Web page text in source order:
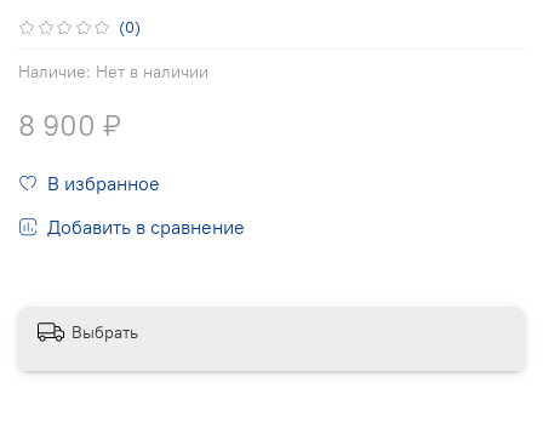
(0)
Наличие: Нет в наличии
8 900 ₽
В избранное
Добавить в сравнение
Выбрать